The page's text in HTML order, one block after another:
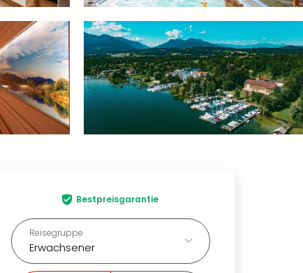
Bestpreisgarantie
Reisegruppe
Erwachsener